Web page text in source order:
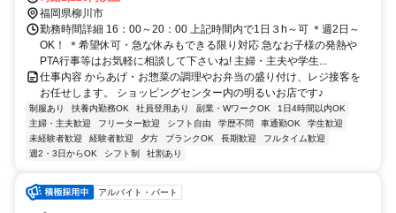
福岡県柳川市
勤務時間詳細 16：00～20：00 上記時間内で1日３h～可 ＊週2日～
OK！ ＊希望休可・急な休みもできる限り対応 急なお子様の発熱や
PTA行事等はお気軽に相談して下さいね! 主婦・主夫や学生...
仕事内容 からあげ・お惣菜の調理やお弁当の盛り付け、レジ接客を
お任せします。 ショッピングセンター内の明るいお店です♪
制服あり 扶養内勤務OK 社員登用あり 副業・WワークOK
1日4時間以内OK
主婦・主夫歓迎
フリーター歓迎 シフト自由 学歴不問 車通勤OK
学生歓迎
未経験者歓迎
経験者歓迎 夕方 ブランクOK 長期歓迎
フルタイム歓迎
週2・3日からOK
シフト制 社割あり
アルバイト・パート